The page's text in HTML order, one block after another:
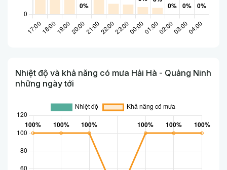
Nhiệt độ và khả năng có mưa Hải Hà - Quảng Ninh
những ngày tới